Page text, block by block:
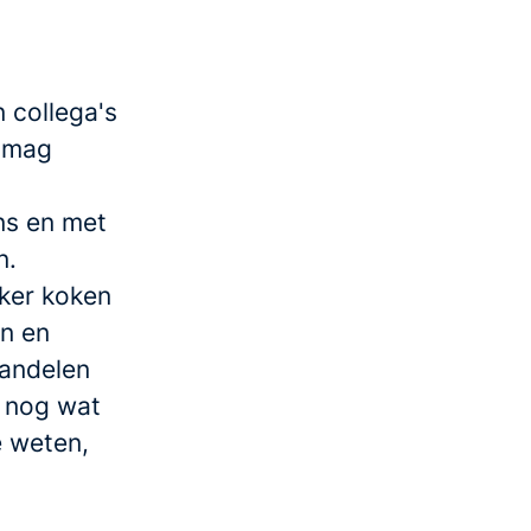
collega's
en met
koken
en
wat
weten,